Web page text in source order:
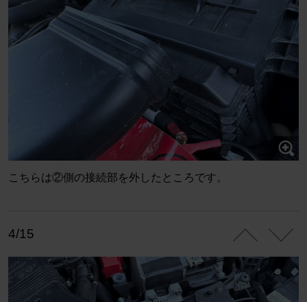
こちらは②側の接続部を外したところです。
4/15